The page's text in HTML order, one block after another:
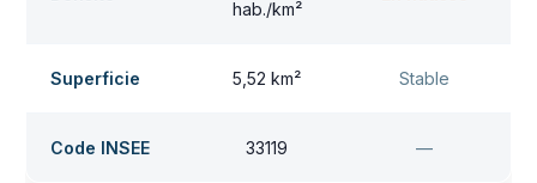
hab./km²
Superficie 5,52 km² Stable
Code INSEE 33119 —